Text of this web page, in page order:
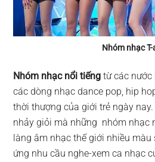
Nhóm nhạc
Nhóm nhạc nổi tiếng từ các nước
các dòng nhạc dance pop, hip
thời thượng của giới trẻ ngày
nhảy giỏi mà những nhóm nhạc
làng âm nhạc thế giới nhiều màu
ứng nhu cầu nghe-xem ca nhạc